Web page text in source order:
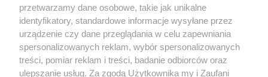
Kultura
przetwarzamy dane osobowe, takie jak unikalne
identyfikatory, standardowe informacje wysyłane przez
urządzenie czy dane przeglądania w celu zapewniania
spersonalizowanych reklam, wybór spersonalizowanych
treści, pomiar reklam i treści, badanie odbiorców oraz
ulepszanie usług. Za zgodą Użytkownika my i Zaufani